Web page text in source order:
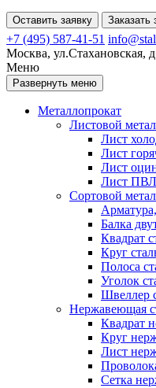
Оставить заявку Заказать
+7 (495) 587-41-51
Москва, ул.Стахановская,
Меню
Развернуть меню
Металлопрокат
Листовой
Лист
Лист
Лист
Лист
Сортовой
Балка
Квадрат
Круг
Полоса
Уголок
Швеллер
Нержавеющая
Квадрат
Круг
Лист
Сетка